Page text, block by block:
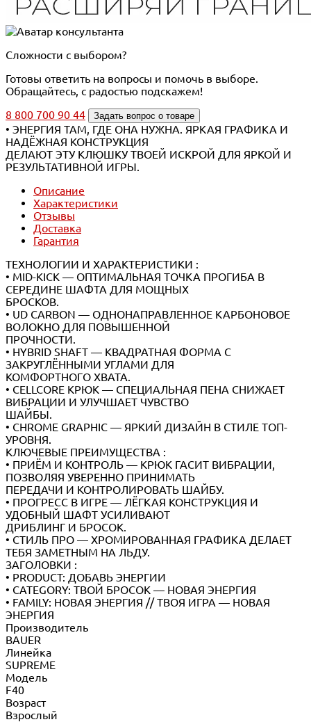
Сложности с выбором?
Готовы ответить на вопросы и помочь в выборе.
Обращайтесь, с радостью подскажем!
8 800 700 90 44
Задать вопрос о товаре
• ЭНЕРГИЯ ТАМ, ГДЕ ОНА НУЖНА. ЯРКАЯ ГРАФИКА И
НАДЁЖНАЯ КОНСТРУКЦИЯ
ДЕЛАЮТ ЭТУ КЛЮШКУ ТВОЕЙ ИСКРОЙ ДЛЯ ЯРКОЙ И
РЕЗУЛЬТАТИВНОЙ ИГРЫ.
Описание
Характеристики
Отзывы
Доставка
Гарантия
ТЕХНОЛОГИИ И ХАРАКТЕРИСТИКИ :
• MID-KICK — ОПТИМАЛЬНАЯ ТОЧКА ПРОГИБА В
СЕРЕДИНЕ ШАФТА ДЛЯ МОЩНЫХ
БРОСКОВ.
• UD CARBON — ОДНОНАПРАВЛЕННОЕ КАРБОНОВОЕ
ВОЛОКНО ДЛЯ ПОВЫШЕННОЙ
ПРОЧНОСТИ.
• HYBRID SHAFT — КВАДРАТНАЯ ФОРМА С
ЗАКРУГЛЁННЫМИ УГЛАМИ ДЛЯ
КОМФОРТНОГО ХВАТА.
• CELLCORE КРЮК — СПЕЦИАЛЬНАЯ ПЕНА СНИЖАЕТ
ВИБРАЦИИ И УЛУЧШАЕТ ЧУВСТВО
ШАЙБЫ.
• CHROME GRAPHIC — ЯРКИЙ ДИЗАЙН В СТИЛЕ ТОП-
УРОВНЯ.
КЛЮЧЕВЫЕ ПРЕИМУЩЕСТВА :
• ПРИЁМ И КОНТРОЛЬ — КРЮК ГАСИТ ВИБРАЦИИ,
ПОЗВОЛЯЯ УВЕРЕННО ПРИНИМАТЬ
ПЕРЕДАЧИ И КОНТРОЛИРОВАТЬ ШАЙБУ.
• ПРОГРЕСС В ИГРЕ — ЛЁГКАЯ КОНСТРУКЦИЯ И
УДОБНЫЙ ШАФТ УСИЛИВАЮТ
ДРИБЛИНГ И БРОСОК.
• СТИЛЬ ПРО — ХРОМИРОВАННАЯ ГРАФИКА ДЕЛАЕТ
ТЕБЯ ЗАМЕТНЫМ НА ЛЬДУ.
ЗАГОЛОВКИ :
• PRODUCT: ДОБАВЬ ЭНЕРГИИ
• CATEGORY: ТВОЙ БРОСОК — НОВАЯ ЭНЕРГИЯ
• FAMILY: НОВАЯ ЭНЕРГИЯ // ТВОЯ ИГРА — НОВАЯ
ЭНЕРГИЯ
Производитель
BAUER
Линейка
SUPREME
Модель
F40
Возраст
Взрослый